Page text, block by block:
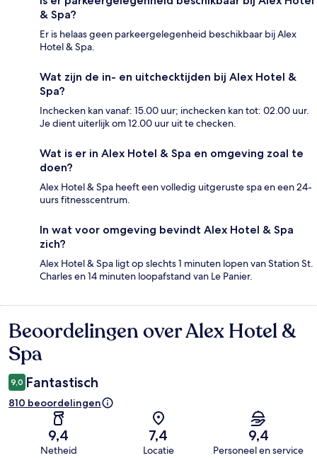
& Spa?
Er is helaas geen parkeergelegenheid beschikbaar bij Alex
Hotel & Spa.
Wat zijn de in- en uitchecktijden bij Alex Hotel &
Spa?
Inchecken kan vanaf: 15.00 uur; inchecken kan tot: 02.00 uur.
Je dient uiterlijk om 12.00 uur uit te checken.
Wat is er in Alex Hotel & Spa en omgeving zoal te
doen?
Alex Hotel & Spa heeft een volledig uitgeruste spa en een 24-
uurs fitnesscentrum.
In wat voor omgeving bevindt Alex Hotel & Spa
zich?
Alex Hotel & Spa ligt op slechts 1 minuten lopen van Station St.
Charles en 14 minuten loopafstand van Le Panier.
Beoordelingen
Beoordelingen over Alex Hotel &
Spa
9,0 Fantastisch
810 beoordelingen
9,4
Netheid
7,4
Locatie
9,4
Personeel en service